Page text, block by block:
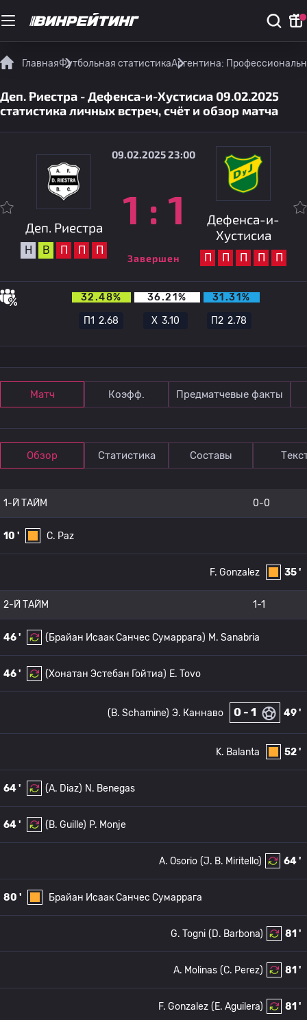
ГлавнаяФутбольная статистикаАргентина:
Деп. Риестра - Дефенса-и-Хустисиа 09.02.2025
статистика личных встреч, счёт и обзор матча
Деп. Риестра
Н В П П П
09.02.2025 23:00
1 : 1
Завершен
Дефенса-и-
Хустисиа
П П П П П
32.48% 36.21%
31.31%
П12.68 Х3.10 П22.78
Матч Коэфф. Предматчевые факты
Обзор Статистика Составы
1-Й ТАЙМ 0-0
10 ' C. Paz
35 '
F. Gonzalez
2-Й ТАЙМ 1-1
46 ' (Брайан Исаак Санчес Сумаррага) M. Sanabria
46 ' (Хонатан Эстебан Гойтиа) E. Tovo
49 '
0 - 1
Э. Каннаво
(B. Schamine)
52 '
K. Balanta
64 ' (A. Diaz) N. Benegas
64 ' (B. Guille) P. Monje
64 '
(J. B. Miritello)
A. Osorio
80 ' Брайан Исаак Санчес Сумаррага
81 '
(D. Barbona)
G. Togni
81 '
(C. Perez)
A. Molinas
81 '
(E. Aguilera)
F. Gonzalez